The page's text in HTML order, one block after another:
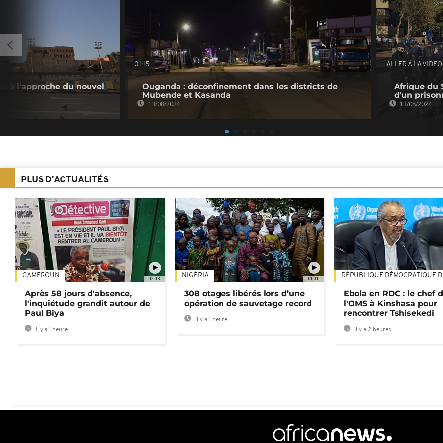
à l'approche du nouvel
01:15
Ouganda : déconfinement dans les districts de
Mubende et Kasanda
13/08/2024
ALLER À LA VIDEO
Afrique du
d'un
13/08/2024
PLUS D'ACTUALITÉS
02:03
CAMEROUN
Après 58 jours d'absence,
l'inquiétude grandit autour de
Paul Biya
Il y a 1 heure
01:01
NIGÉRIA
308 otages libérés lors d’une
opération de sauvetage record
Il y a 1 heure
RÉPUBLIQUE DÉMOCRATIQUE
Ebola en RDC : le chef
l'OMS à Kinshasa pour
rencontrer Tshisekedi
Il y a 2 heures